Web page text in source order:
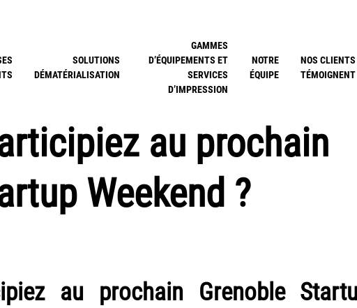
SOLUTIONS
DÉMATÉRIALISATION
GAMMES
D’ÉQUIPEMENTS ET
SERVICES
D’IMPRESSION
NOTRE
ÉQUIPE
NOS CLIENTS
TÉMOIGNENT
au prochain
Weekend ?
au prochain Grenoble